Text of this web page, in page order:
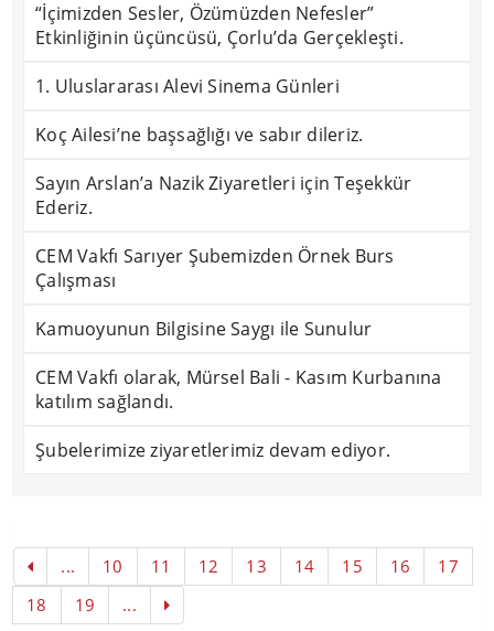
“İçimizden Sesler, Özümüzden Nefesler”
Etkinliğinin üçüncüsü, Çorlu’da Gerçekleşti.
1. Uluslararası Alevi Sinema Günleri
Koç Ailesi’ne başsağlığı ve sabır dileriz.
Sayın Arslan’a Nazik Ziyaretleri için Teşekkür
Ederiz.
CEM Vakfı Sarıyer Şubemizden Örnek Burs
Çalışması
Kamuoyunun Bilgisine Saygı ile Sunulur
CEM Vakfı olarak, Mürsel Bali - Kasım Kurbanına
katılım sağlandı.
Şubelerimize ziyaretlerimiz devam ediyor.
... 10 11 12 13 14 15 16
17
18
19 ...